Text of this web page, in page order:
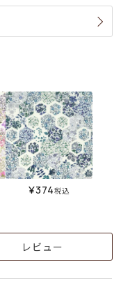
¥374税込
レビュー